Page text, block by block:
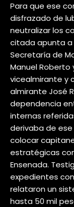
Para que ese
disfrazado de
neutralizar los
citada apunta a
Secretaría de
Manuel Roberto
vicealmirante y
almirante José
dependencia
internas
derivaba de
colocar
estratégicas
Ensenada.
expedientes
relataron un
hasta 50 mil